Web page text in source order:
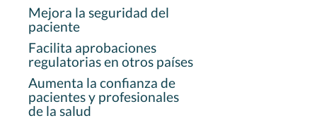
Mejora la seguridad del
paciente
Facilita aprobaciones
regulatorias en otros países
Aumenta la confianza de
pacientes y profesionales
de la salud